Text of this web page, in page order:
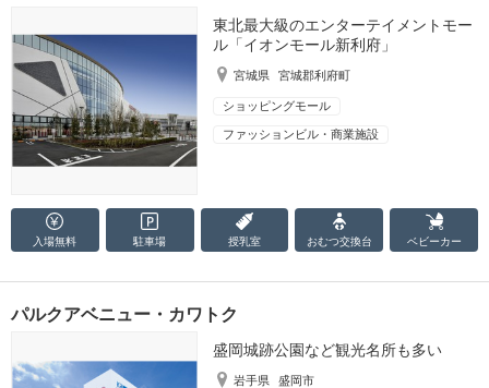
東北最大級のエンターテイメントモー
ル「イオンモール新利府」
宮城県 宮城郡利府町
ショッピングモール
ファッションビル・商業施設
入場無料 駐車場 授乳室 おむつ交換台 ベビーカー
パルクアベニュー・カワトク
盛岡城跡公園など観光名所も多い
岩手県 盛岡市